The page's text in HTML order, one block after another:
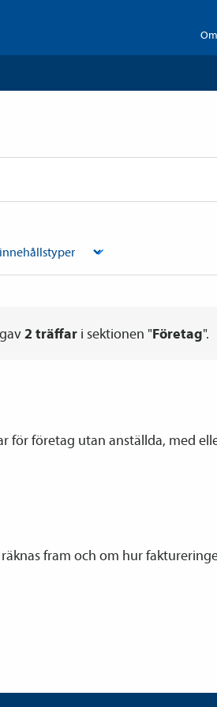
2 träffar i sektionen "Företag".
för företag utan anställda, med
fram och om hur